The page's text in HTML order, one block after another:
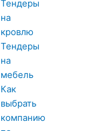
Тендеры
на
кровлю
Тендеры
на
мебель
Как
выбрать
компанию